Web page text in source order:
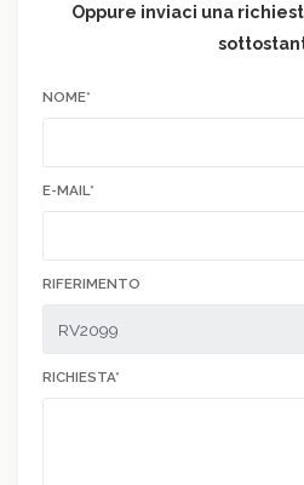
Oppure inviaci una
NOME*
E-MAIL*
RIFERIMENTO
RICHIESTA*